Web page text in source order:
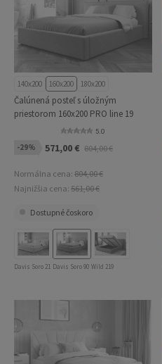
140x200 160x200 180x200
Čalúnená posteľ s úložným
priestorom 160x200 PRO line 19
5.0
-29% 571,00 € 804,00 €
Normálna cena: 804,00 €
Najnižšia cena: 561,00 €
Dostupné čoskoro
Davis Soro 21 Davis Soro 90 Wild 219